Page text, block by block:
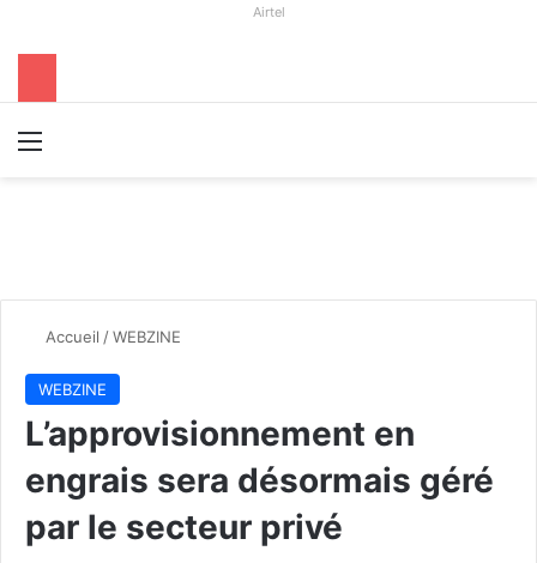
Airtel
Accueil /WEBZINE
WEBZINE
L’approvisionnement en
engrais sera désormais géré
par le secteur privé